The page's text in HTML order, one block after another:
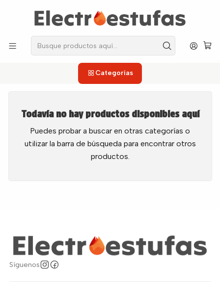
Categorías
los repuestos que necesitas, sin salir de casa!
Empaques
Todavía no hay productos disponibles aquí
Puedes probar a buscar en otras categorías o
utilizar la barra de búsqueda para encontrar otros
productos.
Síguenos